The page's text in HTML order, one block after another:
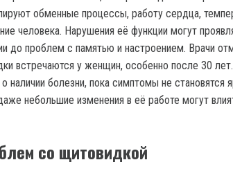
обменные процессы, работу сердца,
человека. Нарушения её функции могут
до проблем с памятью и настроением. Врачи
встречаются у женщин, особенно после 30
наличии болезни, пока симптомы не становятся
небольшие изменения в её работе могут
со щитовидкой